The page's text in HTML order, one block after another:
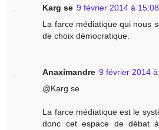
Karg se 9 février 2014 à 15:08
La farce médiatique qui nous
de choix démocratique.
Anaximandre 9 février 2014
@Karg se
La farce médiatique est le
donc cet espace de débat